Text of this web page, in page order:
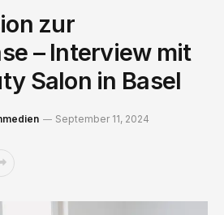
zur
– Interview mit
Salon in Basel
September 11, 2024